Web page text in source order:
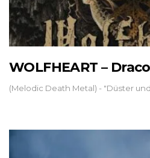
WOLFHEART –
(Melodic Death Metal) - "Düster